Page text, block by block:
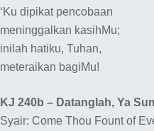
‘Ku dipikat pencobaan
meninggalkan kasihMu;
inilah hatiku, Tuhan,
meteraikan bagiMu!
KJ 240b – Datanglah, Ya
Syair: Come Thou Fount of